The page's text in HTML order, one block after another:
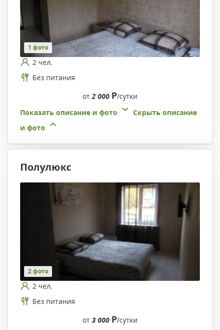
1 фото
2 чел.
Без питания
от2 000 Р/сутки
Показать описание и фото
Скрыть описание
и фото
Полулюкс
2 фото
2 чел.
Без питания
от 3 000 Р/сутки